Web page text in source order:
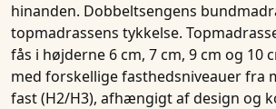
hinanden. Dobbeltsengens
topmadrassens tykkelse.
fås i højderne 6 cm, 7 cm, 9 cm og 10
med forskellige fasthedsniveauer fra
fast (H2/H3), afhængigt af design og